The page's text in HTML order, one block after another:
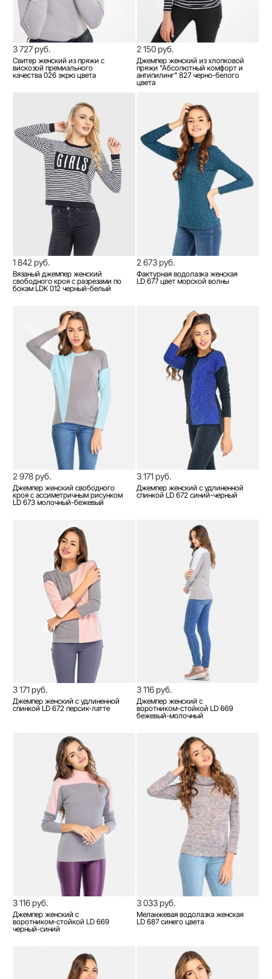
3 727 руб.
Свитер женский из пряжи с
вискозой премиального
качества 026 экрю цвета
2 150 руб.
Джемпер женский из хлопковой
пряжи "Абсолютный комфорт и
антипилинг" 827 черно-белого
цвета
1 842 руб.
Вязаный джемпер женский
свободного кроя с разрезами по
бокам LDK 012 черный-белый
2 673 руб.
Фактурная водолазка женская
LD 677 цвет морской волны
2 978 руб.
Джемпер женский свободного
кроя с ассиметричным рисунком
LD 673 молочный-бежевый
3 171 руб.
Джемпер женский с удлиненной
спинкой LD 672 синий-черный
3 171 руб.
Джемпер женский с удлиненной
спинкой LD 672 персик-латте
3 116 руб.
Джемпер женский с
воротником-стойкой LD 669
бежевый-молочный
3 116 руб.
Джемпер женский с
воротником-стойкой LD 669
черный-синий
3 033 руб.
Меланжевая водолазка женская
LD 687 синего цвета